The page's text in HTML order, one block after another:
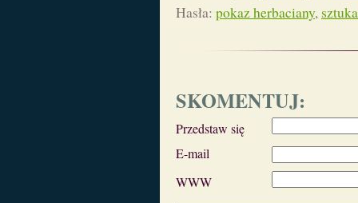
Hasła: pokaz herbaciany,
SKOMENTUJ:
Przedstaw się
E-mail
WWW